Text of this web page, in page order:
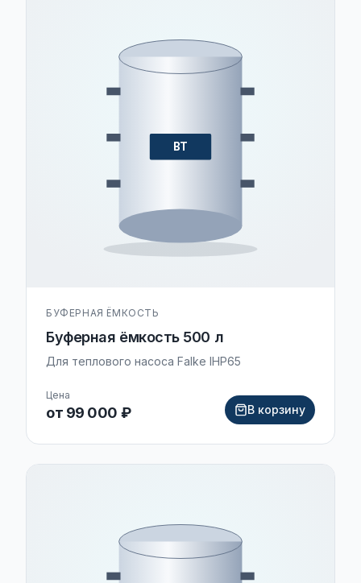
BT
БУФЕРНАЯ ЁМКОСТЬ
Буферная ёмкость 500 л
Для теплового насоса Falke IHP65
Цена
от 99 000 ₽ В корзину